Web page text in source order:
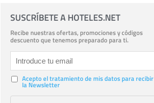
SUSCRÍBETE A HOTELES.NET
Recibe nuestras ofertas, promociones y códigos
descuento que tenemos preparado para ti.
Acepto el tratamiento de mis datos para recibir
la Newsletter